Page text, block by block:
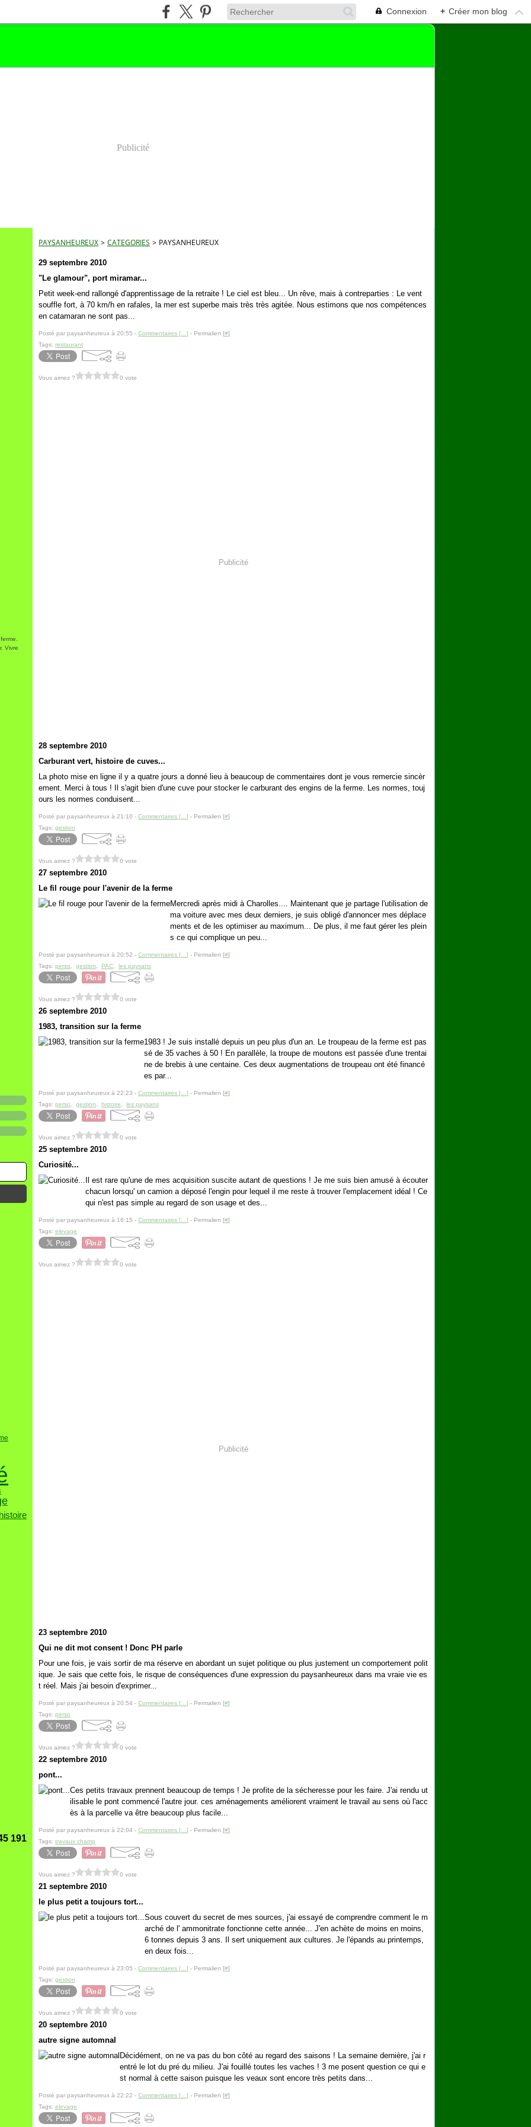
Connexion + Créer mon blog
Publicité
Vivre
histoire
191
PAYSANHEUREUX > CATEGORIES > PAYSANHEUREUX
29 septembre 2010
"Le glamour", port miramar...
Petit week-end rallongé d'apprentissage de la retraite ! Le ciel est bleu... Un rêve, mais à contreparties : Le vent
souffle fort, à 70 km/h en rafales, la mer est superbe mais très très agitée. Nous estimons que nos compétences
en catamaran ne sont pas...
Posté par paysanheureux à 20:55 - Commentaires [ ] - Permalien [#]
Tags: restaurant
Vous aimez ? 0 vote
Publicité
28 septembre 2010
Carburant vert, histoire de cuves...
La photo mise en ligne il y a quatre jours a donné lieu à beaucoup de commentaires dont je vous remercie sincèr
ement. Merci à tous ! Il s'agit bien d'une cuve pour stocker le carburant des engins de la ferme. Les normes, touj
ours les normes conduisent...
Posté par paysanheureux à 21:10 - Commentaires [ ] - Permalien [#]
Tags: gestion
Vous aimez ? 0 vote
27 septembre 2010
Le fil rouge pour l'avenir de la ferme
Mercredi après midi à Charolles.... Maintenant que je partage l'utilisation de
ma voiture avec mes deux derniers, je suis obligé d'annoncer mes déplace
ments et de les optimiser au maximum... De plus, il me faut gérer les plein
s ce qui complique un peu...
Posté par paysanheureux à 20:52 - Commentaires [ ] - Permalien [#]
Tags: perso gestion PAC les paysans
Vous aimez ? 0 vote
26 septembre 2010
1983, transition sur la ferme
1983 ! Je suis installé depuis un peu plus d'un an. Le troupeau de la ferme est pas
sé de 35 vaches à 50 ! En parallèle, la troupe de moutons est passée d'une trentai
ne de brebis à une centaine. Ces deux augmentations de troupeau ont été financé
es par...
Posté par paysanheureux à 22:23 - Commentaires [ ] - Permalien [#]
Tags: perso gestion histoire les paysans
Vous aimez ? 0 vote
25 septembre 2010
Curiosité...
Il est rare qu'une de mes acquisition suscite autant de questions ! Je me suis bien amusé à écouter
chacun lorsqu' un camion a déposé l'engin pour lequel il me reste à trouver l'emplacement idéal ! Ce
qui n'est pas simple au regard de son usage et des...
Posté par paysanheureux à 16:15 - Commentaires [ ] - Permalien [#]
Tags: elevage
Vous aimez ? 0 vote
Publicité
23 septembre 2010
Qui ne dit mot consent ! Donc PH parle
Pour une fois, je vais sortir de ma réserve en abordant un sujet politique ou plus justement un comportement polit
ique. Je sais que cette fois, le risque de conséquences d'une expression du paysanheureux dans ma vraie vie es
t réel. Mais j'ai besoin d'exprimer...
Posté par paysanheureux à 20:54 - Commentaires [ ] - Permalien [#]
Tags: perso
Vous aimez ? 0 vote
22 septembre 2010
pont...
Ces petits travaux prennent beaucoup de temps ! Je profite de la sécheresse pour les faire. J'ai rendu ut
ilisable le pont commencé l'autre jour. ces aménagements améliorent vraiment le travail au sens où l'acc
ès à la parcelle va être beaucoup plus facile...
Posté par paysanheureux à 22:04 - Commentaires [ ] - Permalien [#]
Tags: travaux champ
Vous aimez ? 0 vote
21 septembre 2010
le plus petit a toujours tort...
Sous couvert du secret de mes sources, j'ai essayé de comprendre comment le m
arché de l' ammonitrate fonctionne cette année... J'en achète de moins en moins,
6 tonnes depuis 3 ans. Il sert uniquement aux cultures. Je l'épands au printemps,
en deux fois...
Posté par paysanheureux à 23:05 - Commentaires [ ] - Permalien [#]
Tags: gestion
Vous aimez ? 0 vote
20 septembre 2010
autre signe automnal
Décidément, on ne va pas du bon côté au regard des saisons ! La semaine dernière, j'ai r
entré le lot du pré du milieu. J'ai fouillé toutes les vaches ! 3 me posent question ce qui e
st normal à cette saison puisque les veaux sont encore très petits dans...
Posté par paysanheureux à 22:22 - Commentaires [ ] - Permalien [#]
Tags: elevage